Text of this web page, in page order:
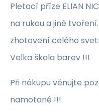
Pletací příze ELIAN
na rukou a jiné
zhotovení celého
Velka škala barev !!!
Při nákupu věnujte
namotané !!!